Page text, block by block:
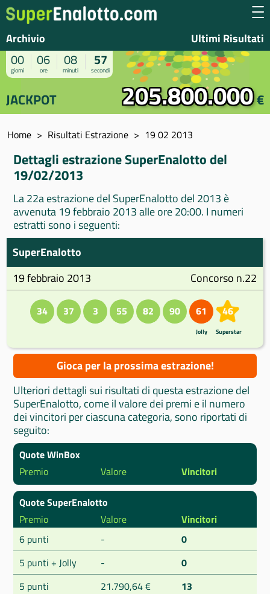
Archivio Ultimi Risultati
00
giorni
06
ore
08
minuti
57
secondi
JACKPOT 205.800.000€
Home Risultati Estrazione 19 02 2013
Dettagli estrazione SuperEnalotto del
19/02/2013
La 22a estrazione del SuperEnalotto del 2013 è
avvenuta 19 febbraio 2013 alle ore 20:00. I numeri
estratti sono i seguenti:
SuperEnalotto
19 febbraio 2013
Concorso n.22
34 37 3 55 82 90 61
Jolly
46
Superstar
Gioca per la prossima estrazione!
Ulteriori dettagli sui risultati di questa estrazione del
SuperEnalotto, come il valore dei premi e il numero
dei vincitori per ciascuna categoria, sono riportati di
seguito:
Quote WinBox
Premio
Valore Vincitori
Quote SuperEnalotto
Premio
Valore
Vincitori
6 punti
-
0
5 punti + Jolly
-
0
5 punti
21.790,64 €
13